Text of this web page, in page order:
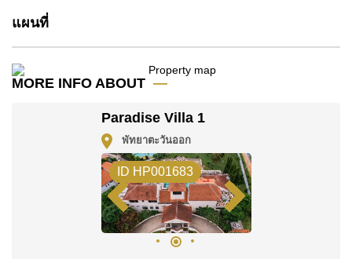
(สนามเก่า ไร่ ริมน้ำ และโรลลิ่งฮิลส์), ฟีนิกซ์ โกลด์ ,
อสังหาริมทรัพย์นี้มีไว้สำหรับขายในราคา ฿ 35,000,000
บาท
โฉนดที่ดินของอสังหาริมทรัพย์นี้อยู่ภายใต้กรรมสิทธิ์ ชื่อ
โดยมี ค่าโอนคนละครึ่ง
ค้นพบโอกาสในการทำให้ที่อยู่อาศัยนี้เป็นบ้านในฝันของ
ติดต่อ Cornerstone Real Estate โทร +6638411250
info@cornerstone.co.th
แผนที่
MORE INFO ABOUT
Paradise Villa 1
พัทยาตะวันออก
ID HP001683